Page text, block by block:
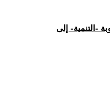
-التنمية- إلى